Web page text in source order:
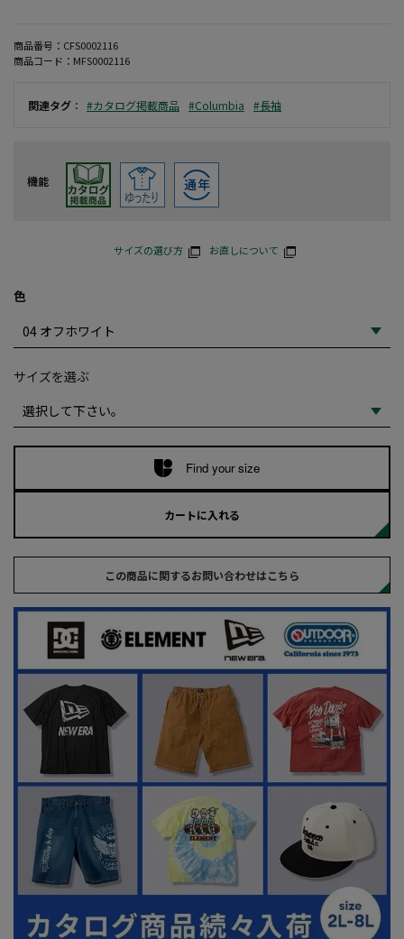
商品番号： CFS0002116
商品コード： MFS0002116
関連タグ ： #カタログ掲載商品 #Columbia #長袖
機能
サイズの選び方 お直しについて
色
サイズを選ぶ
Find your size
カートに入れる
この商品に関するお問い合わせはこちら